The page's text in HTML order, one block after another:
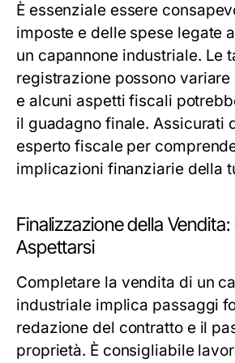
È essenziale essere
imposte e delle spese legate
un capannone industriale. Le
registrazione possono variare
e alcuni aspetti fiscali
il guadagno finale. Assicurati
esperto fiscale per
implicazioni finanziarie della
Finalizzazione della
Aspettarsi
Completare la vendita di un
industriale implica passaggi
redazione del contratto e il
proprietà. È consigliabile